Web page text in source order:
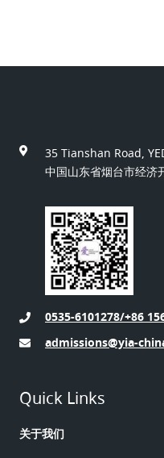
35 Tianshan Road,
中国山东省烟台市经济
0535-6101278/+86
admissions@yia-
Quick Links
关于我们